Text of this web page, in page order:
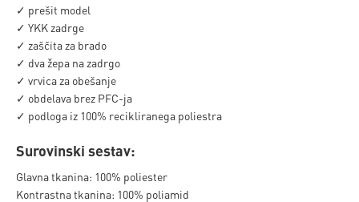
✓ prešit model
✓ YKK zadrge
✓ zaščita za brado
✓ dva žepa na zadrgo
✓ vrvica za obešanje
✓ obdelava brez PFC-ja
✓ podloga iz 100% recikliranega poliestra
Surovinski sestav:
Glavna tkanina: 100% poliester
Kontrastna tkanina: 100% poliamid